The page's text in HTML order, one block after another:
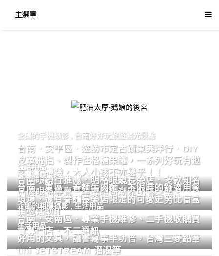
主選單
肥油太厚-鵝娘的後宮
企鵝的手機攝影 台南好好玩旅遊觀光景點
台南．安平區．遊訪市定古蹟東興洋行．DIY
皮革戒指、製作性格糖果罐，一系列好玩有趣
的手作體驗，大人小孩不亦樂乎！！
生活用品
台南眼鏡行推薦．明格眼鏡長榮店．多款知名
品牌眼鏡專賣．掌握時尚潮流配鏡美學。
餐廳體驗
台南．東區．眷麵牛肉麵．不限時的舒適用餐
環境．還有眷麵長榮店限定的可愛史努比盲盒
抽獎活動!!
企鵝的相機攝影,生活用品
台南．安南區．專業手機維修、二手機收購買
賣專門店．不二通訊
生活用品
好用的文具，讓書寫事半功倍，台灣三菱鉛筆
uni JETSTREAM 溜溜筆